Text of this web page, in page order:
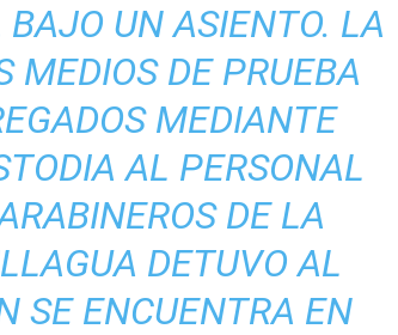
UN ASIENTO. LA
MEDIOS DE PRUEBA
MEDIANTE
AL PERSONAL
DE LA
DETUVO AL
SE ENCUENTRA EN